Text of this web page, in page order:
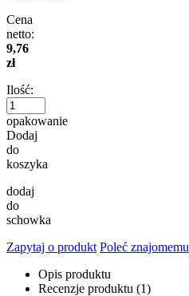
Cena
netto:
9,76
zł
Ilość:
opakowanie
Dodaj
do
koszyka
dodaj
do
schowka
Zapytaj o produkt Poleć znajomemu
Opis produktu
Recenzje produktu (1)